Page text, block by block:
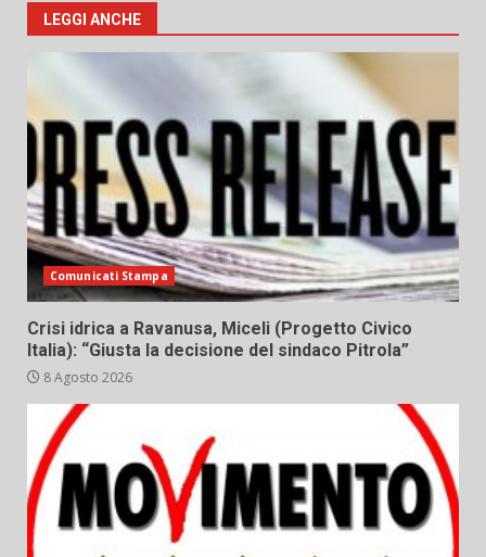
LEGGI ANCHE
Comunicati Stampa
Crisi idrica a Ravanusa, Miceli (Progetto Civico
Italia): “Giusta la decisione del sindaco Pitrola”
8 Agosto 2026